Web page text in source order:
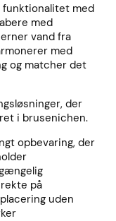
funktionalitet med
med
vand fra
med
og matcher det
der
i brusenichen.
opbevaring, der
på
uden